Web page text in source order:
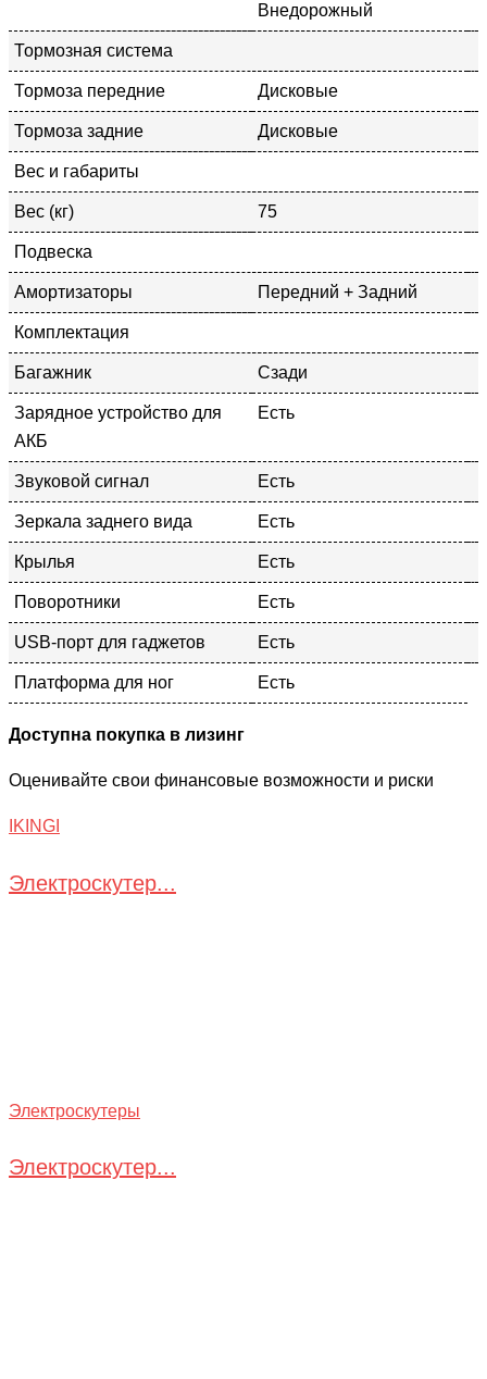
Внедорожный
Тормозная система
Тормоза передние Дисковые
Тормоза задние Дисковые
Вес и габариты
Вес (кг) 75
Подвеска
Амортизаторы Передний + Задний
Комплектация
Багажник Сзади
Зарядное устройство для
АКБ
Есть
Звуковой сигнал Есть
Зеркала заднего вида Есть
Крылья Есть
Поворотники Есть
USB-порт для гаджетов Есть
Платформа для ног Есть
Доступна покупка в лизинг
Оценивайте свои финансовые возможности и риски
IKINGI
Электроскутер...
Электроскутеры
Электроскутер...